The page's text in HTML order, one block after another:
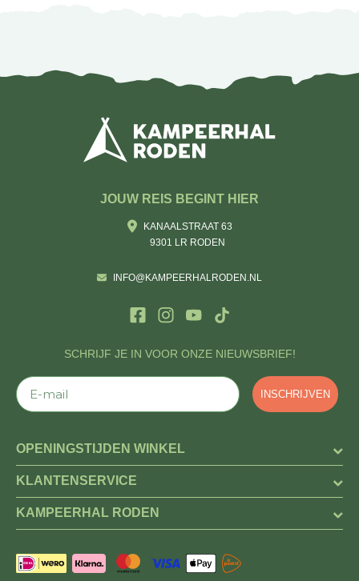
SCHRIJF JE IN VOOR ONZE NIEUWSBRIEF!
E-mail
INSCHRIJVEN
JOUW REIS BEGINT HIER
KANAALSTRAAT 63
9301 LR RODEN
INFO@KAMPEERHALRODEN.NL
OPENINGSTIJDEN WINKEL
KLANTENSERVICE
KAMPEERHAL RODEN